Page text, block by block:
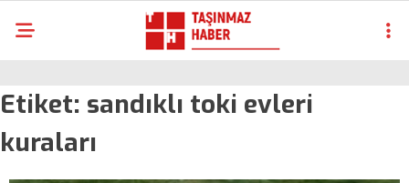
Etiket: sandıklı toki evleri
kuraları